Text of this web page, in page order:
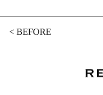
<BEFORE